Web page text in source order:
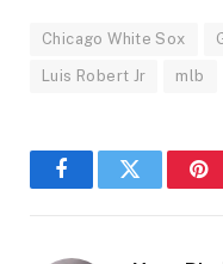
Chicago White Sox
Luis Robert Jr mlb
FacebookTwitter